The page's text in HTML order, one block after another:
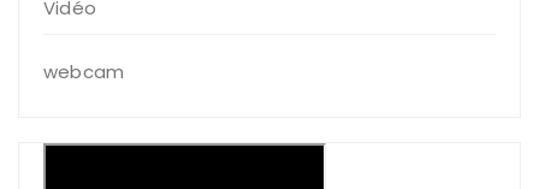
Vidéo
webcam